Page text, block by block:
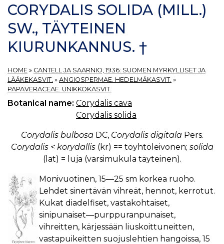
CORYDALIS SOLIDA (MILL.)
SW., TÄYTEINEN
KIURUNKANNUS. †
HOME » CANTELL JA SAARNIO, 1936: SUOMEN MYRKYLLISET JA
LÄÄKEKASVIT. » ANGIOSPERMAE. HEDELMÄKASVIT. »
PAPAVERACEAE. UNIKKOKASVIT.
Botanical name: Corydalis cava
Corydalis solida
Corydalis bulbosa DC, Corydalis digitala Pers.
Corydalis < korydallis(kr) == töyhtöleivonen; solida
(lat) = luja (varsimukula täyteinen).
Monivuotinen, 15—25 sm korkea ruoho.
Lehdet sinertävän vihreät, hennot, kerrotut.
Kukat diadelfiset, vastakohtaiset,
sinipunaiset—purppuranpunaiset,
vihreitten, kärjessään liuskoittuneitten,
vastapuikeitten suojuslehtien hangoissa, 15